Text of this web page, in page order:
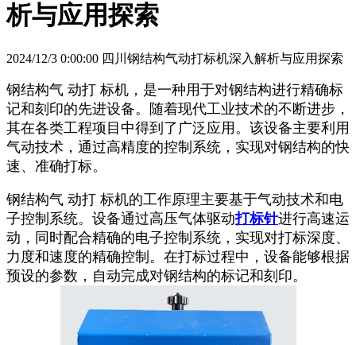
析与应用探索
2024/12/3 0:00:00 四川钢结构气动打标机深入解析与应用探索
钢结构气 动打 标机，是一种用于对钢结构进行精确标
记和刻印的先进设备。随着现代工业技术的不断进步，
其在各类工程项目中得到了广泛应用。该设备主要利用
气动技术，通过高精度的控制系统，实现对钢结构的快
速、准确打标。
钢结构气 动打 标机的工作原理主要基于气动技术和电
子控制系统。设备通过高压气体驱动打标针进行高速运
动，同时配合精确的电子控制系统，实现对打标深度、
力度和速度的精确控制。在打标过程中，设备能够根据
预设的参数，自动完成对钢结构的标记和刻印。